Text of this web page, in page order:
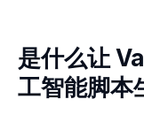
是什么让
工智能脚本